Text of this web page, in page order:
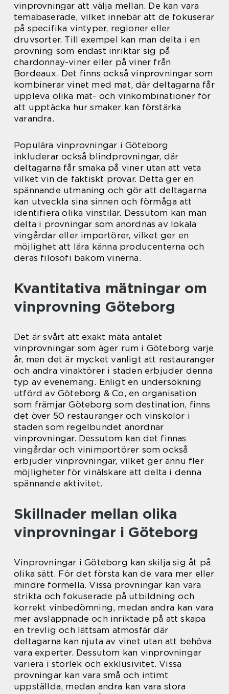
vinprovningar att välja mellan. De kan vara
temabaserade, vilket innebär att de fokuserar
på specifika vintyper, regioner eller
druvsorter. Till exempel kan man delta i en
provning som endast inriktar sig på
chardonnay-viner eller på viner från
Bordeaux. Det finns också vinprovningar som
kombinerar vinet med mat, där deltagarna får
uppleva olika mat- och vinkombinationer för
att upptäcka hur smaker kan förstärka
varandra.
Populära vinprovningar i Göteborg
inkluderar också blindprovningar, där
deltagarna får smaka på viner utan att veta
vilket vin de faktiskt provar. Detta ger en
spännande utmaning och gör att deltagarna
kan utveckla sina sinnen och förmåga att
identifiera olika vinstilar. Dessutom kan man
delta i provningar som anordnas av lokala
vingårdar eller importörer, vilket ger en
möjlighet att lära känna producenterna och
deras filosofi bakom vinerna.
Kvantitativa mätningar om
vinprovning Göteborg
Det är svårt att exakt mäta antalet
vinprovningar som äger rum i Göteborg varje
år, men det är mycket vanligt att restauranger
och andra vinaktörer i staden erbjuder denna
typ av evenemang. Enligt en undersökning
utförd av Göteborg & Co, en organisation
som främjar Göteborg som destination, finns
det över 50 restauranger och vinskolor i
staden som regelbundet anordnar
vinprovningar. Dessutom kan det finnas
vingårdar och vinimportörer som också
erbjuder vinprovningar, vilket ger ännu fler
möjligheter för vinälskare att delta i denna
spännande aktivitet.
Skillnader mellan olika
vinprovningar i Göteborg
Vinprovningar i Göteborg kan skilja sig åt på
olika sätt. För det första kan de vara mer eller
mindre formella. Vissa provningar kan vara
strikta och fokuserade på utbildning och
korrekt vinbedömning, medan andra kan vara
mer avslappnade och inriktade på att skapa
en trevlig och lättsam atmosfär där
deltagarna kan njuta av vinet utan att behöva
vara experter. Dessutom kan vinprovningar
variera i storlek och exklusivitet. Vissa
provningar kan vara små och intimt
uppställda, medan andra kan vara stora